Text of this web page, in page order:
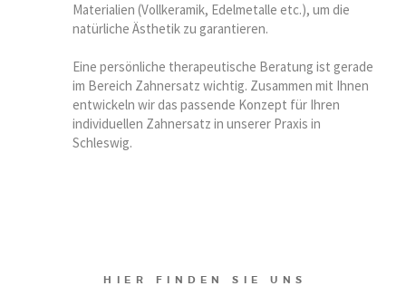
Materialien (Vollkeramik, Edelmetalle etc.), um die
natürliche Ästhetik zu garantieren.
Eine persönliche therapeutische Beratung ist gerade
im Bereich Zahnersatz wichtig. Zusammen mit Ihnen
entwickeln wir das passende Konzept für Ihren
individuellen Zahnersatz in unserer Praxis in
Schleswig.
HIER FINDEN SIE UNS